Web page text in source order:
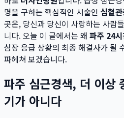
명을 구하는 핵심적인 시술인 심혈
곳은, 당신과 당신이 사랑하는 사람
니다. 오늘 이 글에서는 왜 파주 24
심장 응급 상황의 최종 해결사가 될
파헤쳐 보겠습니다.
파주 심근경색, 더 이상
기가 아니다